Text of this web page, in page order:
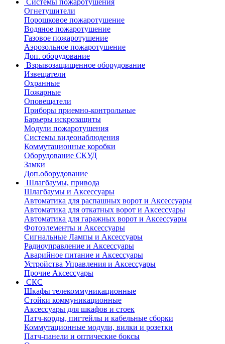
Системы пожаротушения
Огнетушители
Порошковое пожаротушение
Водяное пожаротушение
Газовое пожаротушение
Аэрозольное пожаротушение
Доп. оборудование
Взрывозащищенное оборудование
Извещатели
Охранные
Пожарные
Оповещатели
Приборы приемно-контрольные
Барьеры искрозащиты
Модули пожаротушения
Системы видеонаблюдения
Коммутационные коробки
Оборудование СКУД
Замки
Доп.оборудование
Шлагбаумы, привода
Шлагбаумы и Аксессуары
Автоматика для распашных ворот и Аксессуары
Автоматика для откатных ворот и Аксессуары
Автоматика для гаражных ворот и Аксессуары
Фотоэлементы и Аксессуары
Сигнальные Лампы и Аксессуары
Радиоуправление и Аксессуары
Аварийное питание и Аксессуары
Устройства Управления и Аксессуары
Прочие Аксессуары
СКС
Шкафы телекоммуникационные
Стойки коммуникационные
Аксессуары для шкафов и стоек
Патч-корды, пигтейлы и кабельные сборки
Коммутационные модули, вилки и розетки
Патч-панели и оптические боксы